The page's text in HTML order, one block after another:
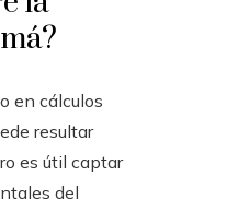
en cálculos
resultar
es útil captar
del